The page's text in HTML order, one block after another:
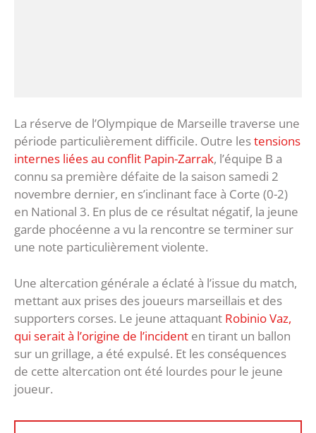
La réserve de l’Olympique de Marseille traverse une
période particulièrement difficile. Outre lestensions
internes liées au conflit Papin-Zarrak, l’équipe B a
connu sa première défaite de la saison samedi 2
novembre dernier, en s’inclinant face à Corte (0-2)
en National 3. En plus de ce résultat négatif, la jeune
garde phocéenne a vu la rencontre se terminer sur
une note particulièrement violente.
Une altercation générale a éclaté à l’issue du match,
mettant aux prises des joueurs marseillais et des
supporters corses. Le jeune attaquant Robinio Vaz,
qui serait à l’origine de l’incident en tirant un ballon
sur un grillage, a été expulsé. Et les conséquences
de cette altercation ont été lourdes pour le jeune
joueur.